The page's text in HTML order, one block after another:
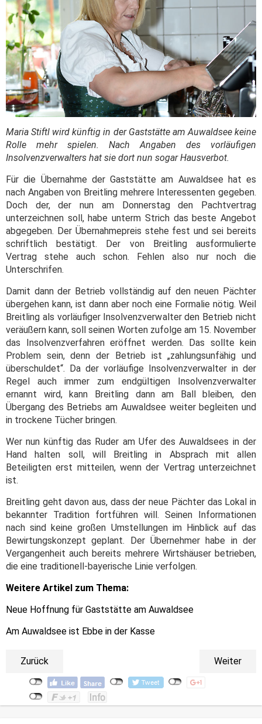
Maria Stiftl wird künftig in der Gaststätte am Auwaldsee keine
Rolle mehr spielen. Nach Angaben des vorläufigen
Insolvenzverwalters hat sie dort nun sogar Hausverbot.
Für die Übernahme der Gaststätte am Auwaldsee hat es
nach Angaben von Breitling mehrere Interessenten gegeben.
Doch der, der nun am Donnerstag den Pachtvertrag
unterzeichnen soll, habe unterm Strich das beste Angebot
abgegeben. Der Übernahmepreis stehe fest und sei bereits
schriftlich bestätigt. Der von Breitling ausformulierte
Vertrag stehe auch schon. Fehlen also nur noch die
Unterschrifen.
Damit dann der Betrieb vollständig auf den neuen Pächter
übergehen kann, ist dann aber noch eine Formalie nötig. Weil
Breitling als vorläufiger Insolvenzverwalter den Betrieb nicht
veräußern kann, soll seinen Worten zufolge am 15. November
das Insolvenzverfahren eröffnet werden. Das sollte kein
Problem sein, denn der Betrieb ist „zahlungsunfähig und
überschuldet“. Da der vorläufige Insolvenzverwalter in der
Regel auch immer zum endgültigen Insolvenzverwalter
ernannt wird, kann Breitling dann am Ball bleiben, den
Übergang des Betriebs am Auwaldsee weiter begleiten und
in trockene Tücher bringen.
Wer nun künftig das Ruder am Ufer des Auwaldsees in der
Hand halten soll, will Breitling in Absprach mit allen
Beteiligten erst mitteilen, wenn der Vertrag unterzeichnet
ist.
Breitling geht davon aus, dass der neue Pächter das Lokal in
bekannter Tradition fortführen will. Seinen Informationen
nach sind keine großen Umstellungen im Hinblick auf das
Bewirtungskonzept geplant. Der Übernehmer habe in der
Vergangenheit auch bereits mehrere Wirtshäuser betrieben,
die eine traditionell-bayerische Linie verfolgen.
Weitere Artikel zum Thema:
Neue Hoffnung für Gaststätte am Auwaldsee
Am Auwaldsee ist Ebbe in der Kasse
Zurück Weiter